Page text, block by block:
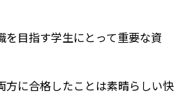
を目指す学生にとって重要な資
方に合格したことは素晴らしい快